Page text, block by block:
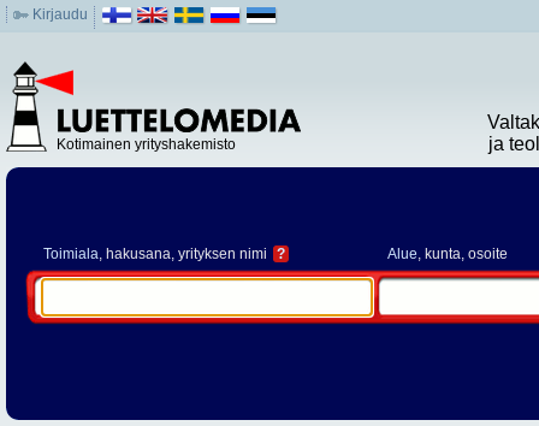
Kirjaudu
Kotimainen yrityshakemisto
ja
Toimiala, hakusana, yrityksen nimi ? Alue, kunta, osoite